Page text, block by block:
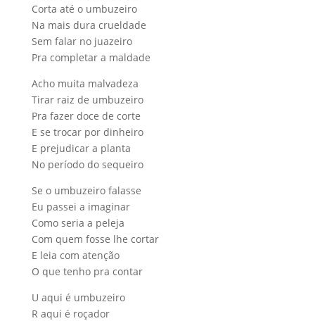
Corta até o umbuzeiro
Na mais dura crueldade
Sem falar no juazeiro
Pra completar a maldade
Acho muita malvadeza
Tirar raiz de umbuzeiro
Pra fazer doce de corte
E se trocar por dinheiro
E prejudicar a planta
No período do sequeiro
Se o umbuzeiro falasse
Eu passei a imaginar
Como seria a peleja
Com quem fosse lhe cortar
E leia com atenção
O que tenho pra contar
U aqui é umbuzeiro
R aqui é roçador